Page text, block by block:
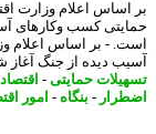
اعلام وزارت
کسب وکارهای آسیب
- بر اساس اعلام وزارت
دیده از جنگ آغاز
حمایتی-اقتصاد-
- بنگاه-امور